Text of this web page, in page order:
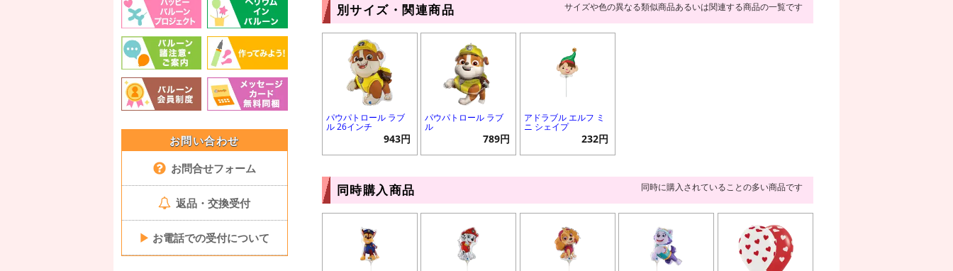
お問い合わせ
お問合せフォーム
返品・交換受付
▶ お電話での受付について
別サイズ・関連商品 サイズや色の異なる類似商品あるいは関連する商品の一覧です
パウパトロール ラブ
ル 26インチ
943円
パウパトロール ラブ
ル
789円
アドラブル エルフ ミ
ニ シェイプ
232円
同時購入商品 同時に購入されていることの多い商品です